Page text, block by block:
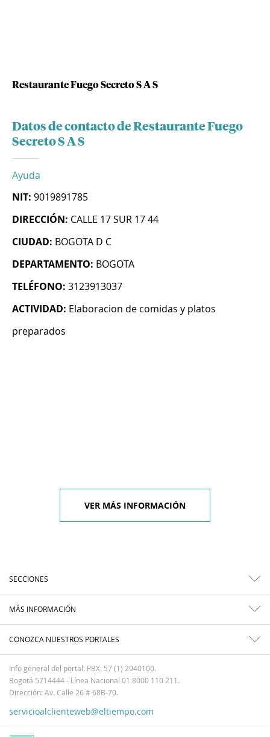
Restaurante Fuego Secreto S A S
Datos de contacto de Restaurante Fuego
Secreto S A S
Ayuda
NIT: 9019891785
DIRECCIÓN: CALLE 17 SUR 17 44
CIUDAD: BOGOTA D C
DEPARTAMENTO: BOGOTA
TELÉFONO: 3123913037
ACTIVIDAD: Elaboracion de comidas y platos
preparados
VER MÁS INFORMACIÓN
SECCIONES
MÁS INFORMACIÓN
CONOZCA NUESTROS PORTALES
Info general del portal: PBX: 57 (1) 2940100.
Bogotá 5714444 - Línea Nacional 01 8000 110 211.
Dirección: Av. Calle 26 # 68B-70.
servicioalclienteweb@eltiempo.com